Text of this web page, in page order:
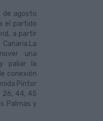
de agosto
el partido
a partir
una
paliar la
conexión
Pintor
26, 44, 45
Palmas y